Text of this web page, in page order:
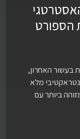
האסטרטגי
הספורט
בעשור האחרון,
מלא
ביותר עם